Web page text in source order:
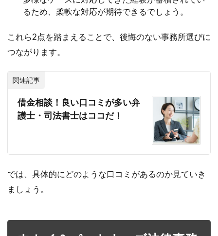
るため、柔軟な対応が期待できるでしょう。
これら2点を踏まえることで、後悔のない事務所選びに
つながります。
関連記事
借金相談！良い口コミが多い弁
護士・司法書士はココだ！
では、具体的にどのような口コミがあるのか見ていき
ましょう。